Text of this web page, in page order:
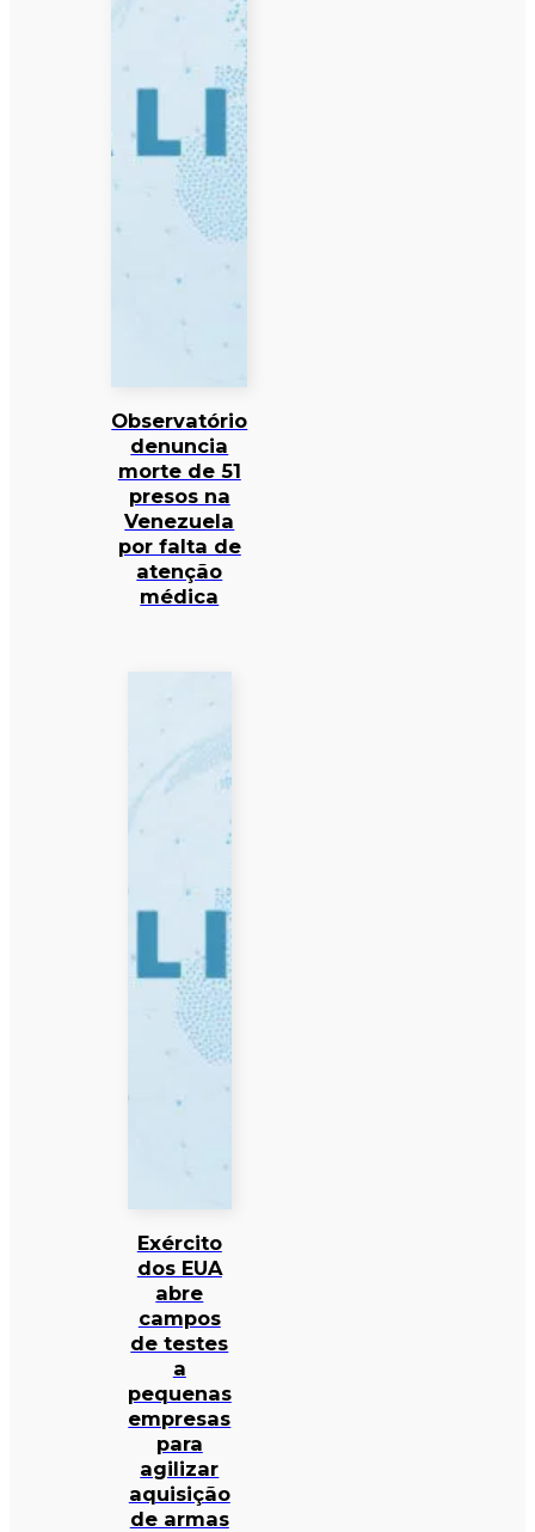
Observatório
denuncia
morte de 51
presos na
Venezuela
por falta de
atenção
médica
Exército
dos EUA
abre
campos
de testes
a
pequenas
empresas
para
agilizar
aquisição
de armas